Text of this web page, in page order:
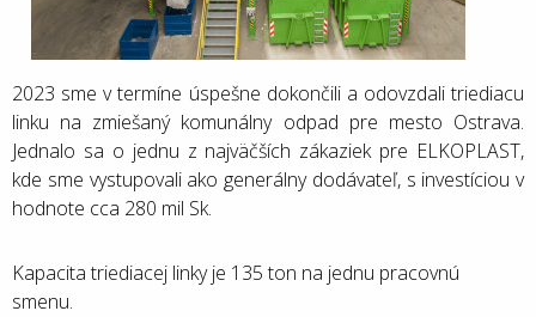
2023 sme v termíne úspešne dokončili a odovzdali triediacu
linku na zmiešaný komunálny odpad pre mesto Ostrava.
Jednalo sa o jednu z najväčších zákaziek pre ELKOPLAST,
kde sme vystupovali ako generálny dodávateľ, s investíciou v
hodnote cca 280 mil Sk.
Kapacita triediacej linky je 135 ton na jednu pracovnú
smenu.